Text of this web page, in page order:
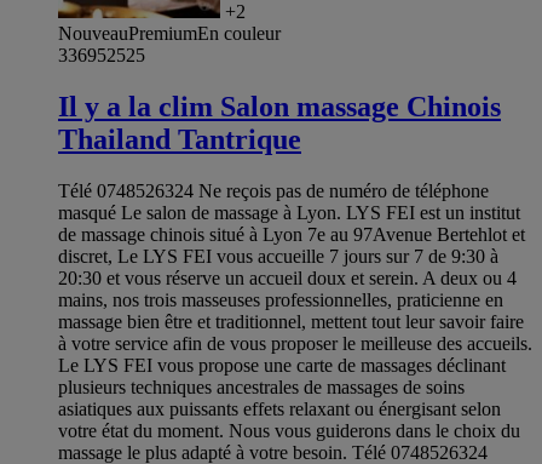
+2
NouveauPremiumEn couleur
336952525
Il y a la clim Salon massage Chinois
Thailand Tantrique
Télé 0748526324 Ne reçois pas de numéro de téléphone
masqué Le salon de massage à Lyon. LYS FEI est un institut
de massage chinois situé à Lyon 7e au 97Avenue Bertehlot et
discret, Le LYS FEI vous accueille 7 jours sur 7 de 9:30 à
20:30 et vous réserve un accueil doux et serein. A deux ou 4
mains, nos trois masseuses professionnelles, praticienne en
massage bien être et traditionnel, mettent tout leur savoir faire
à votre service afin de vous proposer le meilleuse des accueils.
Le LYS FEI vous propose une carte de massages déclinant
plusieurs techniques ancestrales de massages de soins
asiatiques aux puissants effets relaxant ou énergisant selon
votre état du moment. Nous vous guiderons dans le choix du
massage le plus adapté à votre besoin. Télé 0748526324